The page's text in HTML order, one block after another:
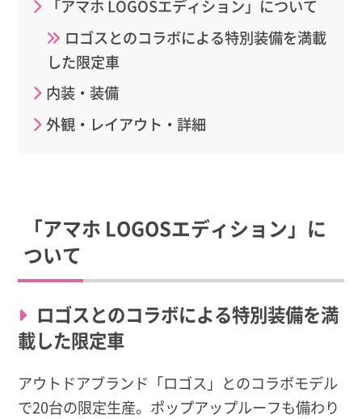
「アマホ LOGOSエディション」について
ロゴスとのコラボによる特別装備を満載
した限定車
内装・装備
外観・レイアウト・詳細
「アマホ LOGOSエディション」に
ついて
ロゴスとのコラボによる特別装備を満
載した限定車
アウトドアブランド「ロゴス」とのコラボモデル
で20台の限定生産。ポップアップルーフも備わり